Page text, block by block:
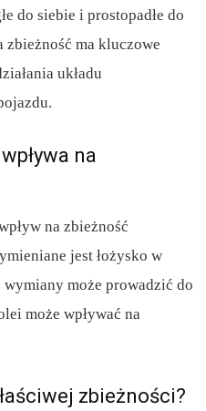
do siebie i prostopadłe do
zbieżność ma kluczowe
układu
na
na zbieżność
jest łożysko w
może prowadzić do
może wpływać na
zbieżności?